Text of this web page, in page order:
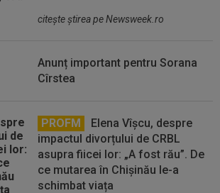
citeşte ştirea pe Newsweek.ro
Anunț important pentru Sorana
Cîrstea
PROFM
Elena Vîșcu, despre
impactul divorțului de CRBL
asupra fiicei lor: „A fost rău”. De
ce mutarea în Chișinău le-a
schimbat viața